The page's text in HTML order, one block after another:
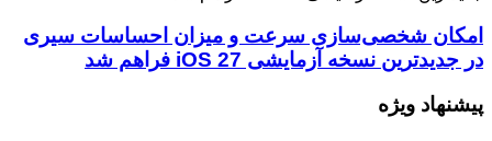
امکان شخصی‌سازی سرعت و میزان احساسات سیری
در جدیدترین نسخه آزمایشی iOS 27 فراهم شد
پیشنهاد ویژه